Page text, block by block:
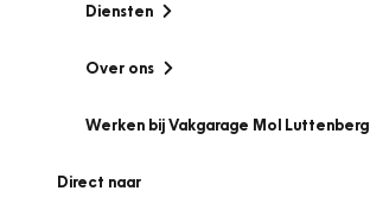
Diensten
Over ons
Werken bij Vakgarage Mol Luttenberg
Direct naar